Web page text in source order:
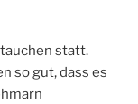
statt.
so gut, dass es